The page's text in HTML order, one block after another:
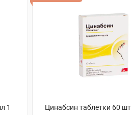
1
Цинабсин таблетки 60 шт